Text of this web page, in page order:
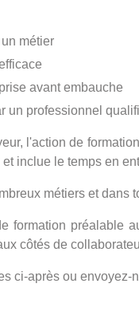
métier
avant embauche
un professionnel
l'action de
inclue le temps en
métiers et dans
formation préalable
côtés de
ci-après ou envoyez-